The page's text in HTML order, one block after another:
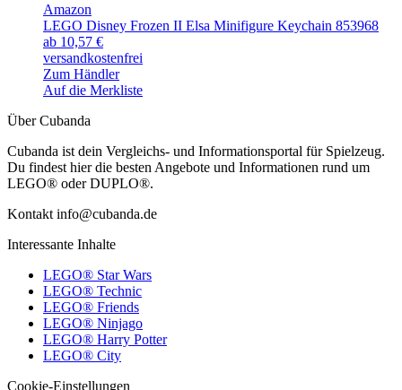
Amazon
LEGO Disney Frozen II Elsa Minifigure Keychain 853968
ab 10,57 €
versandkostenfrei
Zum Händler
Auf die Merkliste
Über Cubanda
Cubanda ist dein Vergleichs- und Informationsportal für Spielzeug.
Du findest hier die besten Angebote und Informationen rund um
LEGO® oder DUPLO®.
Kontakt info@cubanda.de
Interessante Inhalte
LEGO® Star Wars
LEGO® Technic
LEGO® Friends
LEGO® Ninjago
LEGO® Harry Potter
LEGO® City
Cookie-Einstellungen